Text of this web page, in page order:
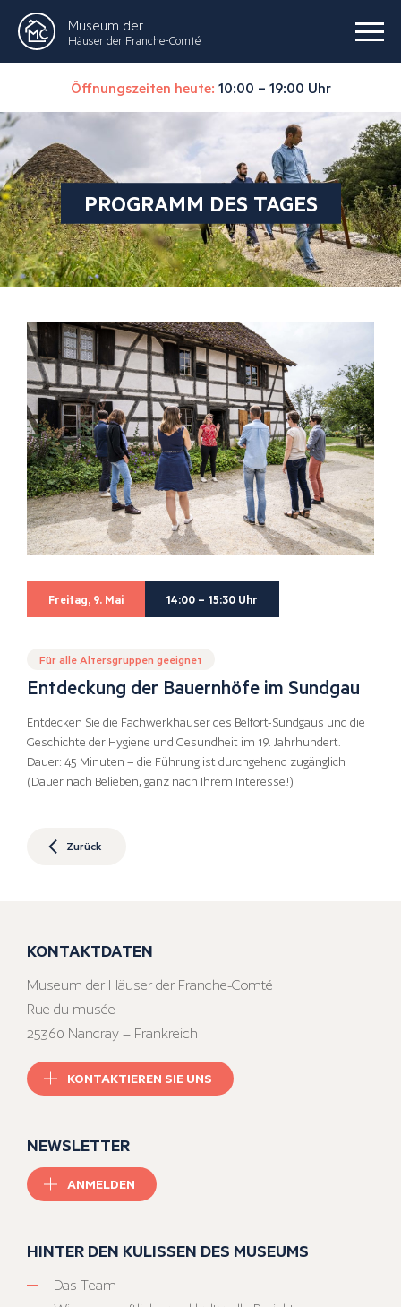
Museum der
Häuser der Franche-Comté
Öffnungszeiten heute: 10:00 – 19:00 Uhr
PROGRAMM DES TAGES
Freitag, 9. Mai 14:00 – 15:30 Uhr
Für alle Altersgruppen geeignet
Entdeckung der Bauernhöfe im Sundgau
Entdecken Sie die Fachwerkhäuser des Belfort-Sundgaus und die
Geschichte der Hygiene und Gesundheit im 19. Jahrhundert.
Dauer: 45 Minuten – die Führung ist durchgehend zugänglich
(Dauer nach Belieben, ganz nach Ihrem Interesse!)
Zurück
KONTAKTDATEN
Museum der Häuser der Franche-Comté
Rue du musée
25360 Nancray – Frankreich
KONTAKTIEREN SIE UNS
NEWSLETTER
ANMELDEN
HINTER DEN KULISSEN DES MUSEUMS
Das Team